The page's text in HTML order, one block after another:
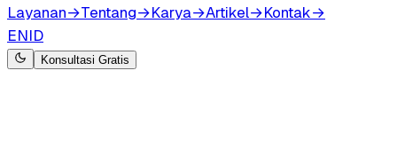
Layanan→Tentang→Karya→Artikel→Kontak→
ENID
Konsultasi Gratis